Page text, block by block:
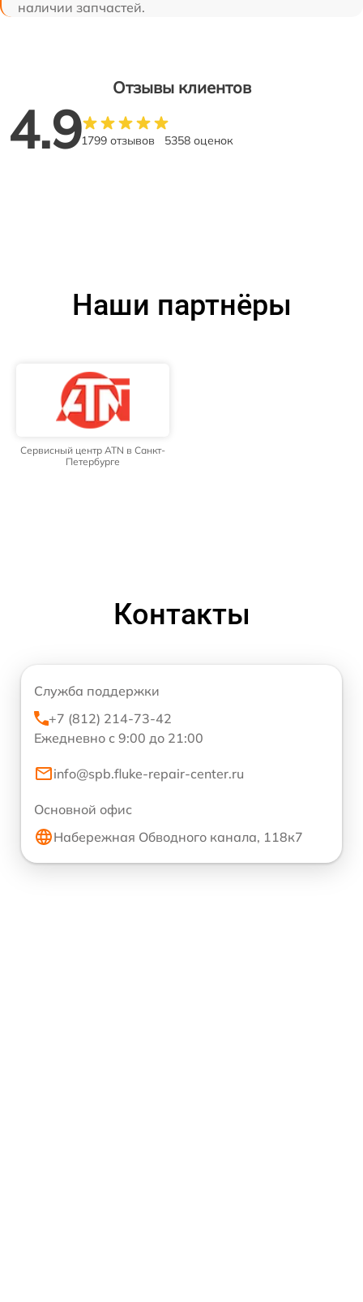
наличии запчастей.
Отзывы клиентов
4.91799 отзывов 5358 оценок
Наши партнёры
Сервисный центр ATN в Санкт-
Петербурге
Контакты
Служба поддержки
+7 (812) 214-73-42
Ежедневно с 9:00 до 21:00
info@spb.fluke-repair-center.ru
Основной офис
Набережная Обводного канала, 118к7